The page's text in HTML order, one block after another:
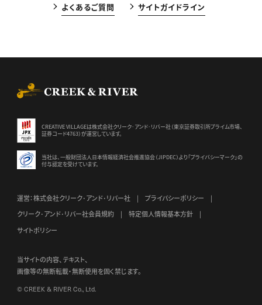
よくあるご質問 サイトガイドライン
CREATIVE VILLAGEは株式会社クリーク･アンド･リバー社（東京証券取引所プライム市場、
証券コード4763）が運営しています。
当社は、一般財団法人日本情報経済社会推進協会（JIPDEC）より 「プライバシーマーク」の
付与認定を受けています。
運営：株式会社クリーク･アンド･リバー社
プライバシーポリシー
クリーク･アンド･リバー社会員規約
特定個人情報基本方針
サイトポリシー
当サイトの内容、テキスト、
画像等の無断転載・無断使用を固く禁じます。
© CREEK & RIVER Co., Ltd.